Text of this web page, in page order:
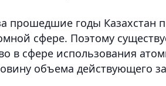
прошедшие годы Казахстан
сфере. Поэтому
в сфере использования
объема действующего